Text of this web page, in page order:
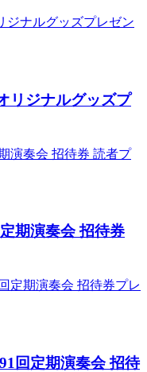
リジナルグッズプ
期演奏会 招待券
回定期演奏会 招待